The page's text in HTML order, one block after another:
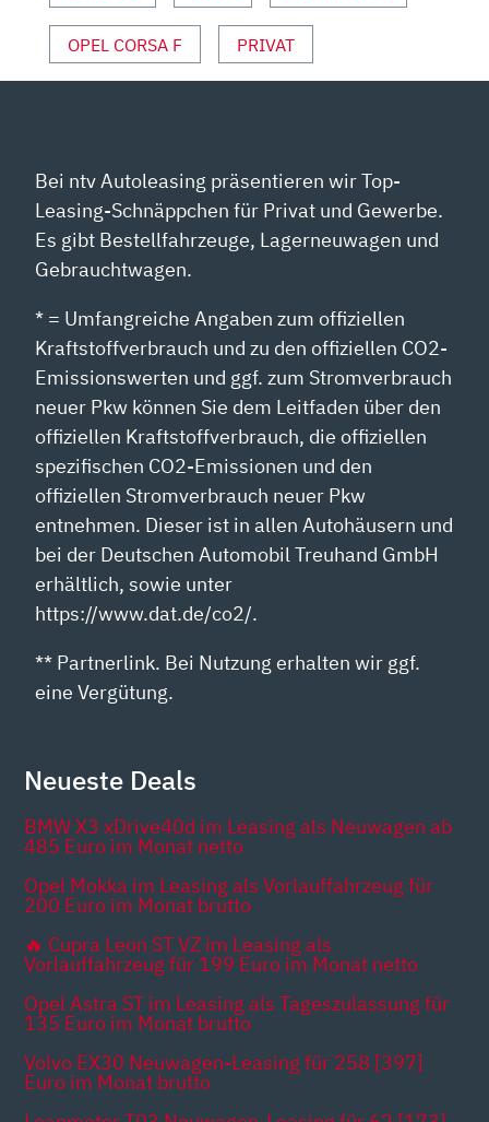
ANZEIGEN
OPEL CORSA F PRIVAT
Bei ntv Autoleasing präsentieren wir Top-
Leasing-Schnäppchen für Privat und Gewerbe.
Es gibt Bestellfahrzeuge, Lagerneuwagen und
Gebrauchtwagen.
* = Umfangreiche Angaben zum offiziellen
Kraftstoffverbrauch und zu den offiziellen CO2-
Emissionswerten und ggf. zum Stromverbrauch
neuer Pkw können Sie dem Leitfaden über den
offiziellen Kraftstoffverbrauch, die offiziellen
spezifischen CO2-Emissionen und den
offiziellen Stromverbrauch neuer Pkw
entnehmen. Dieser ist in allen Autohäusern und
bei der Deutschen Automobil Treuhand GmbH
erhältlich, sowie unter
https://www.dat.de/co2/.
** Partnerlink. Bei Nutzung erhalten wir ggf.
eine Vergütung.
Neueste Deals
BMW X3 xDrive40d im Leasing als Neuwagen ab
485 Euro im Monat netto
Opel Mokka im Leasing als Vorlauffahrzeug für
200 Euro im Monat brutto
🔥 Cupra Leon ST VZ im Leasing als
Vorlauffahrzeug für 199 Euro im Monat netto
Opel Astra ST im Leasing als Tageszulassung für
135 Euro im Monat brutto
Volvo EX30 Neuwagen-Leasing für 258 [397]
Euro im Monat brutto